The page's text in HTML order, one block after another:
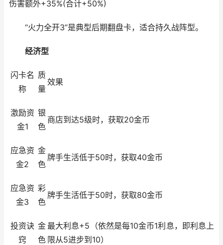
伤害额外+35%(合计+50%)
“火力全开3”是典型后期翻盘卡，适合持久战阵型。
经济型
闪卡名
称
质
量
效果
激励资
金1
银
色
商店到达5级时，获取20金币
应急资
金2
金
色
牌手生活低于50时，获取40金币
应急资
金3
彩
色
牌手生活低于50时，获取80金币
投资诀
窍
金
色
最大利息+5（依然是每10金币1利息，即利息上
限从5进步到10）